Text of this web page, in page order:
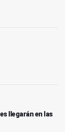
llegarán en las